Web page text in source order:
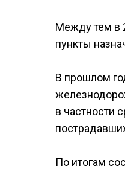
Между тем в
пункты
В прошлом
в частности
По итогам